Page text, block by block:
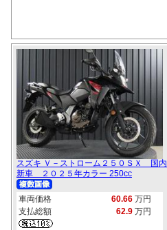
スズキ Ｖ－ストローム２５０ＳＸ 国内
新車 ２０２５年カラー 250cc
車両価格 60.66 万円
支払総額
62.9 万円